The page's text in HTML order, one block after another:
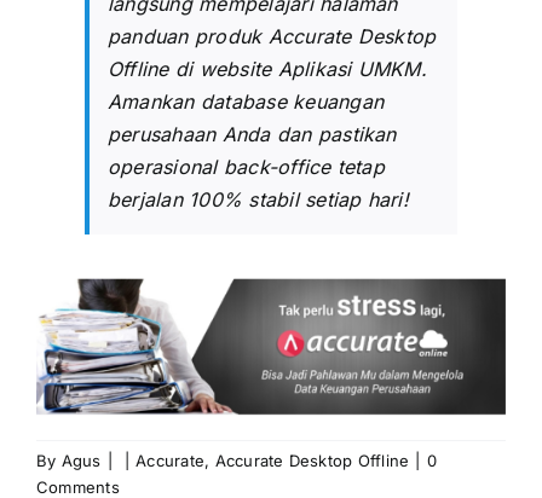
panduan produk Accurate Desktop
Offlinedi website Aplikasi UMKM.
Amankan database keuangan
perusahaan Anda dan pastikan
operasional back-office tetap
berjalan 100% stabil setiap hari!
By Agus Accurate, Accurate Desktop Offline
0
Comments